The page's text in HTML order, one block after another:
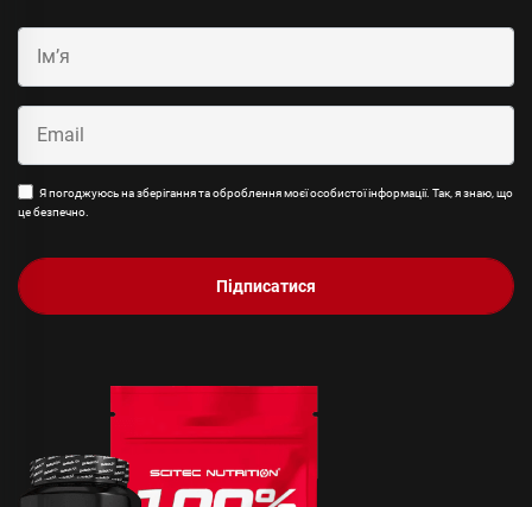
Я погоджуюсь на зберігання та оброблення моєї особистої інформації. Так, я знаю, що
це безпечно.
Підписатися